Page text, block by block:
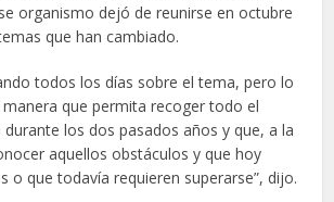
organismo dejó de reunirse en octubre
que han cambiado.
todos los días sobre el tema, pero lo
que permita recoger todo el
los dos pasados años y que, a la
aquellos obstáculos y que hoy
o que todavía requieren superarse”, dijo.